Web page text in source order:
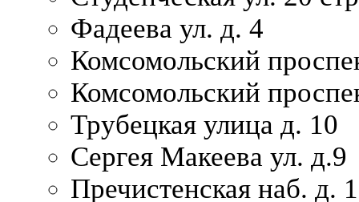
Фадеева ул. д. 4
Комсомольский
Комсомольский
Трубецкая улица д. 10
Сергея Макеева ул. д.9
Пречистенская наб. д.